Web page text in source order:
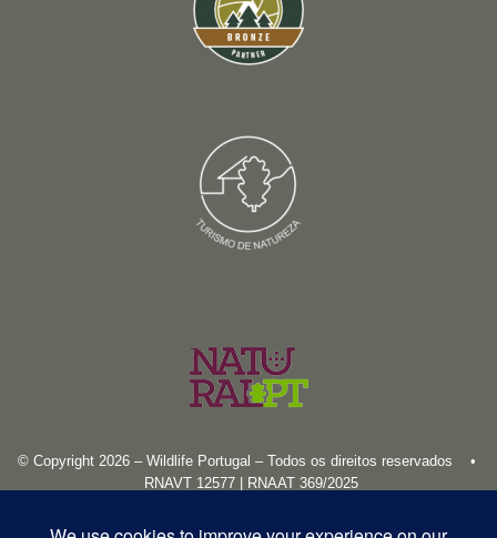
© Copyright 2026 – Wildlife Portugal – Todos os direitos reservados •
RNAVT 12577 | RNAAT 369/2025